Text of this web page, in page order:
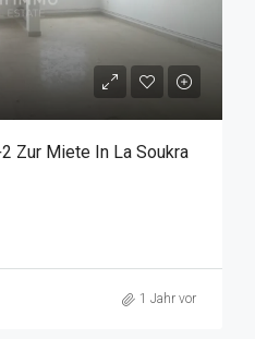
Zur Miete In La Soukra
1 Jahr vor